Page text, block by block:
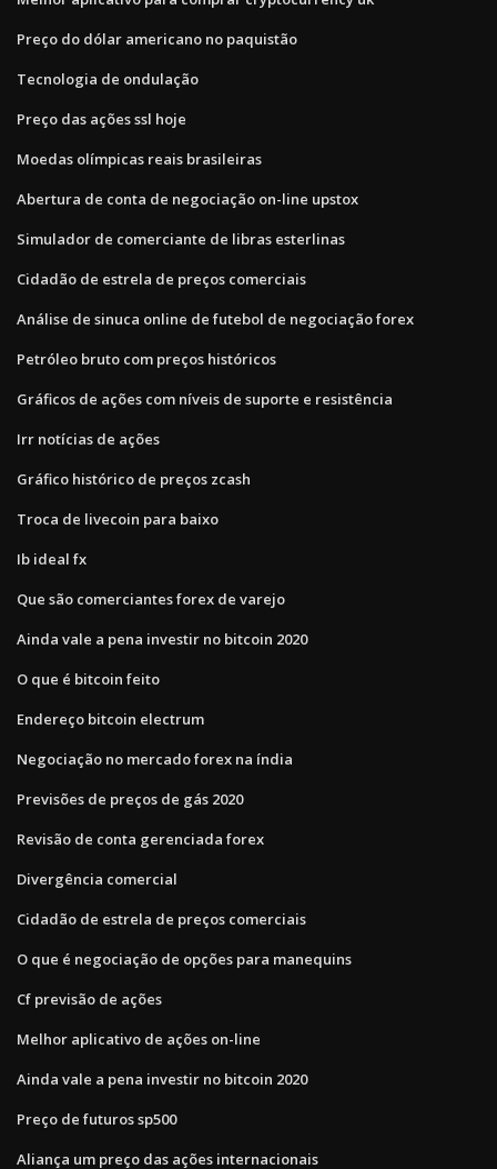
Preço do dólar americano no paquistão
Tecnologia de ondulação
Preço das ações ssl hoje
Moedas olímpicas reais brasileiras
Abertura de conta de negociação on-line upstox
Simulador de comerciante de libras esterlinas
Cidadão de estrela de preços comerciais
Análise de sinuca online de futebol de negociação forex
Petróleo bruto com preços históricos
Gráficos de ações com níveis de suporte e resistência
Irr notícias de ações
Gráfico histórico de preços zcash
Troca de livecoin para baixo
Ib ideal fx
Que são comerciantes forex de varejo
Ainda vale a pena investir no bitcoin 2020
O que é bitcoin feito
Endereço bitcoin electrum
Negociação no mercado forex na índia
Previsões de preços de gás 2020
Revisão de conta gerenciada forex
Divergência comercial
Cidadão de estrela de preços comerciais
O que é negociação de opções para manequins
Cf previsão de ações
Melhor aplicativo de ações on-line
Ainda vale a pena investir no bitcoin 2020
Preço de futuros sp500
Aliança um preço das ações internacionais